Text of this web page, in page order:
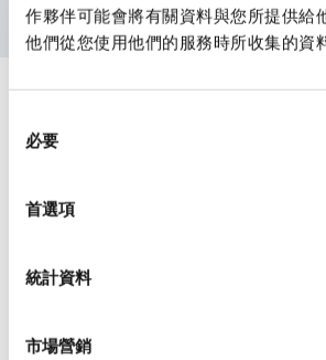
作夥伴可能會將有關資料與您所提供給
他們從您使用他們的服務時所收集的資
必要
首選項
統計資料
市場營銷
環境規範
機械規格
安裝和安裝規範